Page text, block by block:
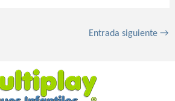
Entrada siguiente→